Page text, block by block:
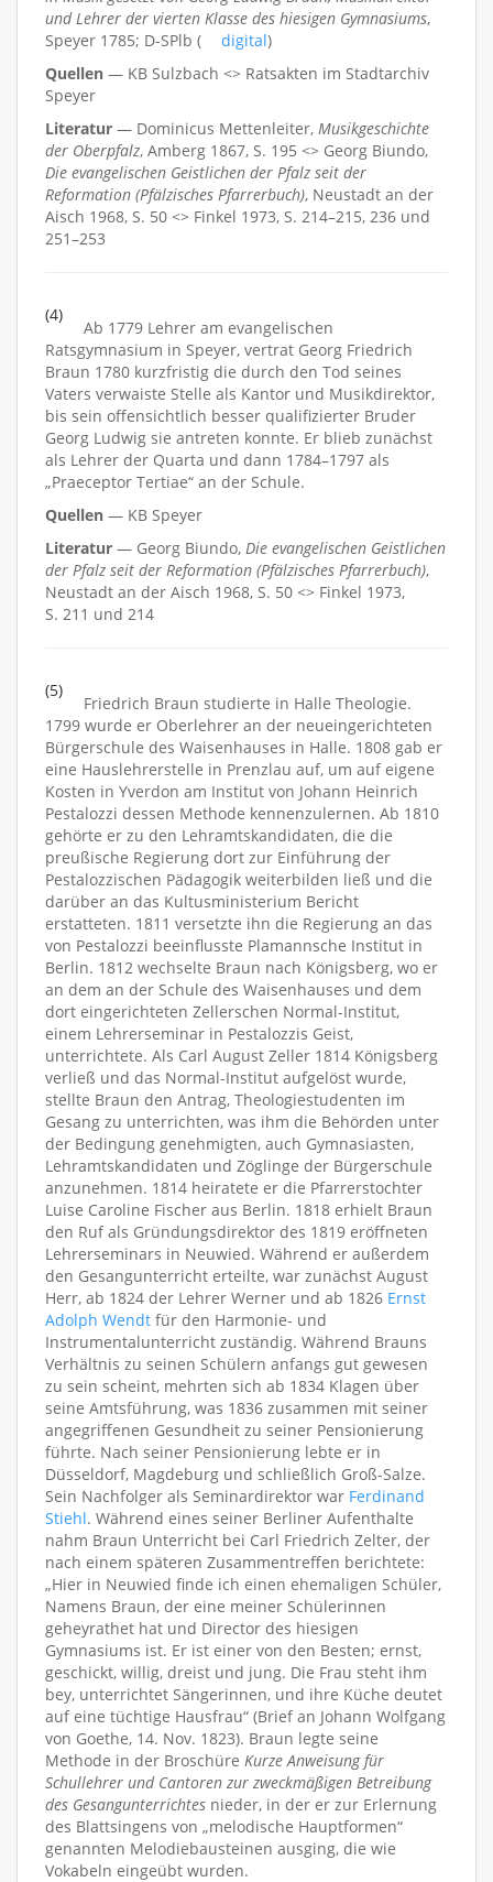
und Lehrer der vierten Klasse des hiesigen Gymnasiums,
Speyer 1785; D-SPlb (
digital)
Quellen — KB Sulzbach <> Ratsakten im Stadtarchiv
Speyer
Literatur — Dominicus Mettenleiter, Musikgeschichte
der Oberpfalz, Amberg 1867, S. 195 <> Georg Biundo,
Die evangelischen Geistlichen der Pfalz seit der
Reformation (Pfälzisches Pfarrerbuch), Neustadt an der
Aisch 1968, S. 50 <> Finkel 1973, S. 214–215, 236 und
251–253
(4)
Ab 1779 Lehrer am evangelischen
Ratsgymnasium in Speyer, vertrat Georg Friedrich
Braun 1780 kurzfristig die durch den Tod seines
Vaters verwaiste Stelle als Kantor und Musikdirektor,
bis sein offensichtlich besser qualifizierter Bruder
Georg Ludwig sie antreten konnte. Er blieb zunächst
als Lehrer der Quarta und dann 1784–1797 als
„Praeceptor Tertiae“ an der Schule.
Quellen — KB Speyer
Literatur — Georg Biundo, Die evangelischen Geistlichen
der Pfalz seit der Reformation (Pfälzisches Pfarrerbuch),
Neustadt an der Aisch 1968, S. 50 <> Finkel 1973,
S. 211 und 214
(5)
Friedrich Braun studierte in Halle Theologie.
1799 wurde er Oberlehrer an der neueingerichteten
Bürgerschule des Waisenhauses in Halle. 1808 gab er
eine Hauslehrerstelle in Prenzlau auf, um auf eigene
Kosten in Yverdon am Institut von Johann Heinrich
Pestalozzi dessen Methode kennenzulernen. Ab 1810
gehörte er zu den Lehramtskandidaten, die die
preußische Regierung dort zur Einführung der
Pestalozzischen Pädagogik weiterbilden ließ und die
darüber an das Kultusministerium Bericht
erstatteten. 1811 versetzte ihn die Regierung an das
von Pestalozzi beeinflusste Plamannsche Institut in
Berlin. 1812 wechselte Braun nach Königsberg, wo er
an dem an der Schule des Waisenhauses und dem
dort eingerichteten Zellerschen Normal-Institut,
einem Lehrerseminar in Pestalozzis Geist,
unterrichtete. Als Carl August Zeller 1814 Königsberg
verließ und das Normal-Institut aufgelöst wurde,
stellte Braun den Antrag, Theologiestudenten im
Gesang zu unterrichten, was ihm die Behörden unter
der Bedingung genehmigten, auch Gymnasiasten,
Lehramtskandidaten und Zöglinge der Bürgerschule
anzunehmen. 1814 heiratete er die Pfarrerstochter
Luise Caroline Fischer aus Berlin. 1818 erhielt Braun
den Ruf als Gründungsdirektor des 1819 eröffneten
Lehrerseminars in Neuwied. Während er außerdem
den Gesangunterricht erteilte, war zunächst August
Herr, ab 1824 der Lehrer Werner und ab 1826 Ernst
Adolph Wendt für den Harmonie- und
Instrumentalunterricht zuständig. Während Brauns
Verhältnis zu seinen Schülern anfangs gut gewesen
zu sein scheint, mehrten sich ab 1834 Klagen über
seine Amtsführung, was 1836 zusammen mit seiner
angegriffenen Gesundheit zu seiner Pensionierung
führte. Nach seiner Pensionierung lebte er in
Düsseldorf, Magdeburg und schließlich Groß-Salze.
Sein Nachfolger als Seminardirektor war Ferdinand
Stiehl. Während eines seiner Berliner Aufenthalte
nahm Braun Unterricht bei Carl Friedrich Zelter, der
nach einem späteren Zusammentreffen berichtete:
„Hier in Neuwied finde ich einen ehemaligen Schüler,
Namens Braun, der eine meiner Schülerinnen
geheyrathet hat und Director des hiesigen
Gymnasiums ist. Er ist einer von den Besten; ernst,
geschickt, willig, dreist und jung. Die Frau steht ihm
bey, unterrichtet Sängerinnen, und ihre Küche deutet
auf eine tüchtige Hausfrau“ (Brief an Johann Wolfgang
von Goethe, 14. Nov. 1823). Braun legte seine
Methode in der Broschüre Kurze Anweisung für
Schullehrer und Cantoren zur zweckmäßigen Betreibung
des Gesangunterrichtes nieder, in der er zur Erlernung
des Blattsingens von „melodische Hauptformen“
genannten Melodiebausteinen ausging, die wie
Vokabeln eingeübt wurden.